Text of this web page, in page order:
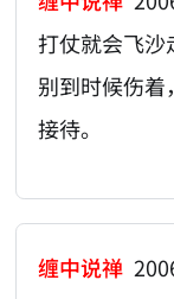
打仗就会飞沙
别到时候伤着
接待。
缠中说禅